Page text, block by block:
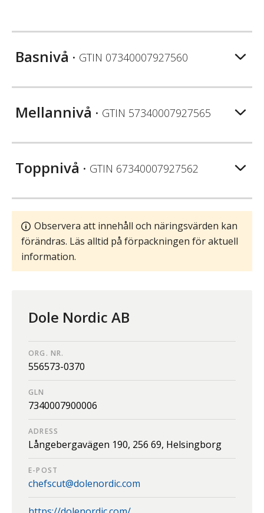
Basnivå • GTIN 07340007927560
Mellannivå • GTIN 57340007927565
Toppnivå • GTIN 67340007927562
Observera att innehåll och näringsvärden kan
förändras. Läs alltid på förpackningen för aktuell
information.
Dole Nordic AB
ORG. NR.
556573-0370
GLN
7340007900006
ADRESS
Långebergavägen 190, 256 69, Helsingborg
E-POST
chefscut@dolenordic.com